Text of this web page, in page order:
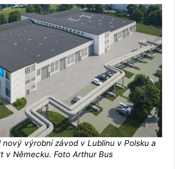
nový výrobní závod v Lublinu v Polsku a
v Německu. Foto Arthur Bus